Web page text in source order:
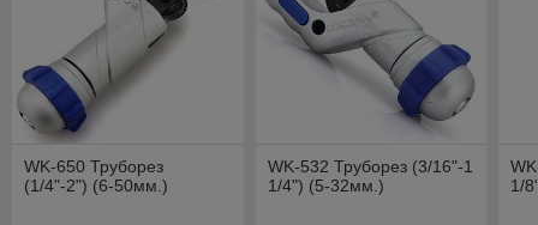
WK-650 Труборез
(1/4"-2") (6-50мм.)
WK-532 Труборез (3/16"-1
1/4") (5-32мм.)
1/